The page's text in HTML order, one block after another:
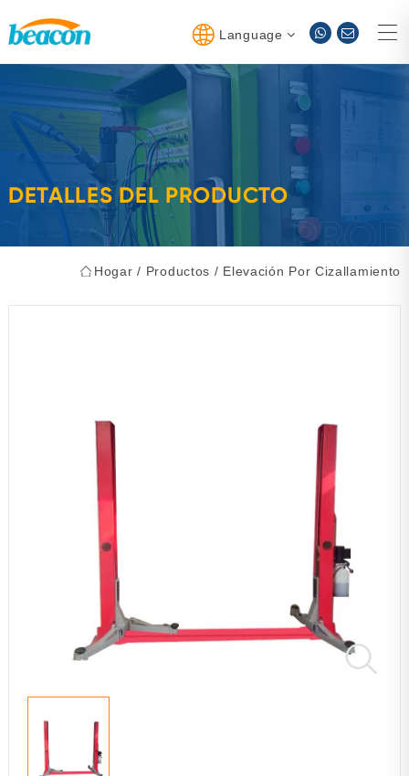
Language
DETALLES DEL PRODUCTO
Hogar / Productos / Elevación Por Cizallamiento